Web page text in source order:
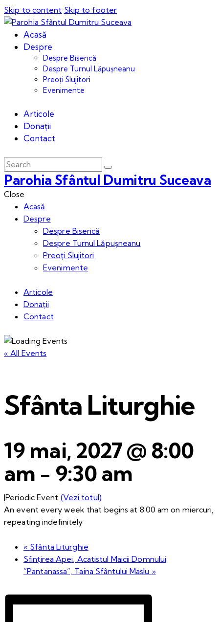
Skip to content Skip to footer
Acasă
Despre
Despre Biserică
Despre Turnul Lăpușneanu
Preoți Slujitori
Evenimente
Articole
Donații
Contact
Parohia Sfântul Dumitru Suceava
Close
Acasă
Despre
Despre Biserică
Despre Turnul Lăpușneanu
Preoți Slujitori
Evenimente
Articole
Donații
Contact
« All Events
Sfânta Liturghie
19 mai, 2027 @ 8:00
am - 9:30 am
|Periodic Event (Vezi totul)
An event every week that begins at 8:00 am on miercuri,
repeating indefinitely
« Sfânta Liturghie
Sfințirea Apei, Acatistul Maicii Domnului
”Pantanassa”, Taina Sfântului Maslu »